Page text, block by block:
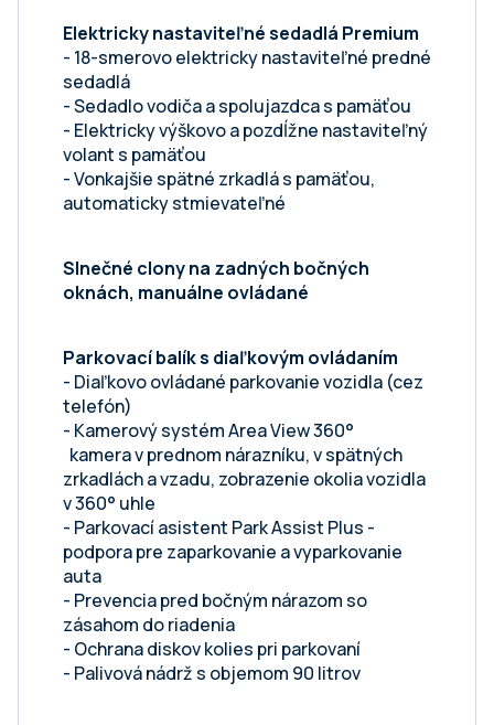
Elektricky nastaviteľné sedadlá Premium
- 18-smerovo elektricky nastaviteľné predné
sedadlá
- Sedadlo vodiča a spolujazdca s pamäťou
- Elektricky výškovo a pozdĺžne nastaviteľný
volant s pamäťou
- Vonkajšie spätné zrkadlá s pamäťou,
automaticky stmievateľné
Slnečné clony na zadných bočných
oknách, manuálne ovládané
Parkovací balík s diaľkovým ovládaním
- Diaľkovo ovládané parkovanie vozidla (cez
telefón)
- Kamerový systém Area View 360°
kamera v prednom nárazníku, v spätných
zrkadlách a vzadu, zobrazenie okolia vozidla
v 360° uhle
- Parkovací asistent Park Assist Plus -
podpora pre zaparkovanie a vyparkovanie
auta
- Prevencia pred bočným nárazom so
zásahom do riadenia
- Ochrana diskov kolies pri parkovaní
- Palivová nádrž s objemom 90 litrov